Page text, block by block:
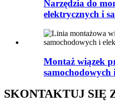
Narzędzia do
elektrycznych i
Montaż wiązek
samochodowych
SKONTAKTUJ SIĘ